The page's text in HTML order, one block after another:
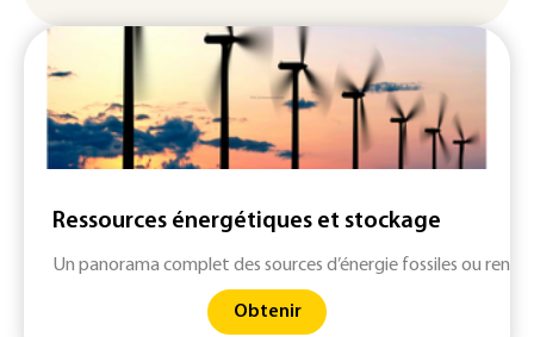
Ressources énergétiques et stockage
Un panorama complet des sources d’énergie fossiles ou
Obtenir